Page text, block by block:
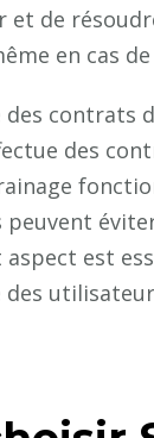
de
en cas
contrats
des
aspect est